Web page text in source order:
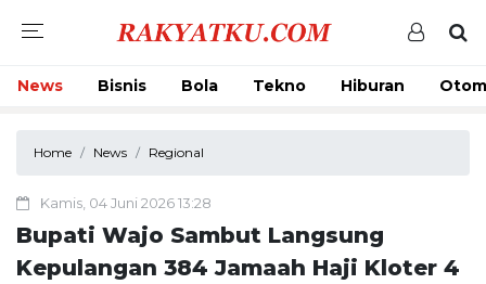
News Bisnis Bola Tekno Hiburan
Home News Regional
Kamis, 04 Juni 2026 13:28
Bupati Wajo Sambut Langsung
Kepulangan 384 Jamaah Haji Kloter 4